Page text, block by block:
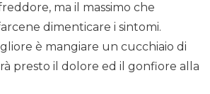
ma il massimo che
dimenticare i sintomi.
è mangiare un cucchiaio di
presto il dolore ed il gonfiore alla